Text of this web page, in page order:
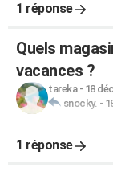
1 réponse
Quels
vacances ?
tareka- 18
snocky. -
1 réponse